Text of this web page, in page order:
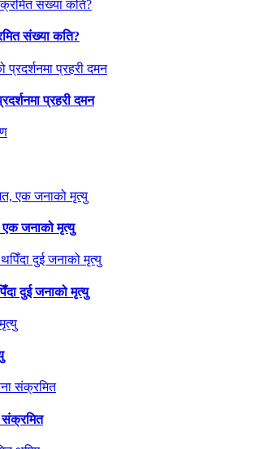
संख्या कति?
प्रहरी दमन
एक जनाको मृत्यु
दुई जनाको मृत्यु
संक्रमित